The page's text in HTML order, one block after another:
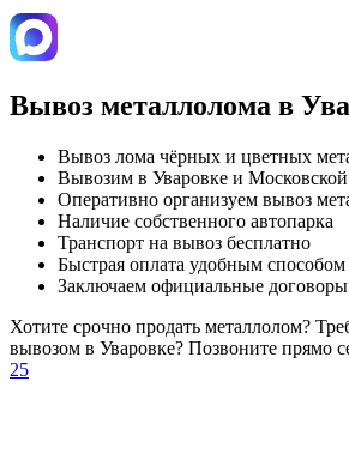
Вывоз металлолома в
Вывоз лома чёрных и цветных
Вывозим в Уваровке и Московской
Оперативно организуем вывоз
Наличие собственного автопарка
Транспорт на вывоз бесплатно
Быстрая оплата удобным способом
Заключаем официальные договоры
Хотите срочно продать металлолом?
вывозом в Уваровке? Позвоните прямо
25